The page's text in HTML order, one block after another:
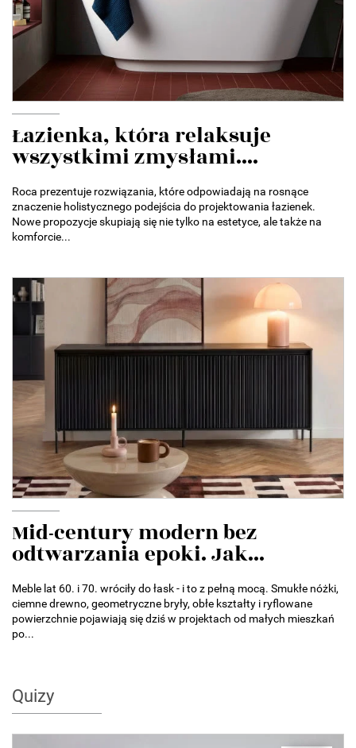
Łazienka, która relaksuje
wszystkimi zmysłami....
Roca prezentuje rozwiązania, które odpowiadają na rosnące
znaczenie holistycznego podejścia do projektowania łazienek.
Nowe propozycje skupiają się nie tylko na estetyce, ale także na
komforcie...
Mid-century modern bez
odtwarzania epoki. Jak...
Meble lat 60. i 70. wróciły do łask - i to z pełną mocą. Smukłe nóżki,
ciemne drewno, geometryczne bryły, obłe kształty i ryflowane
powierzchnie pojawiają się dziś w projektach od małych mieszkań
po...
Quizy